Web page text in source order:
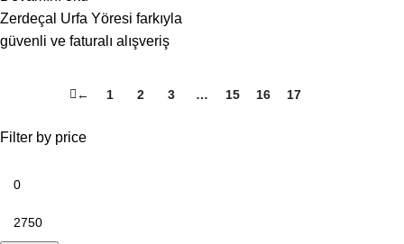
Filter by price
Zerdeçal Urfa Yöresi farkıyla
güvenli ve faturalı alışveriş
← 1 2 3 … 15 16 17